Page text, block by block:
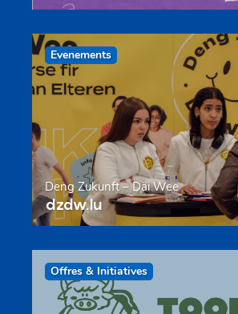
Evenements
Deng Zukunft – Däi Wee
dzdw.lu
Offres & Initiatives